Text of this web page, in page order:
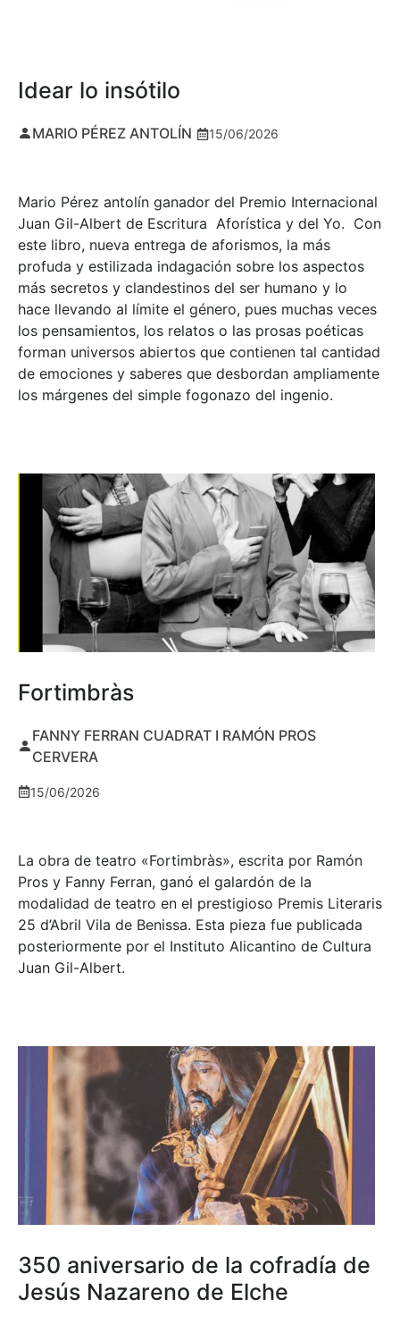
Idear lo insótilo
MARIO PÉREZ ANTOLÍN 15/06/2026
Mario Pérez antolín ganador del Premio Internacional
Juan Gil-Albert de Escritura Aforística y del Yo. Con
este libro, nueva entrega de aforismos, la más
profuda y estilizada indagación sobre los aspectos
más secretos y clandestinos del ser humano y lo
hace llevando al límite el género, pues muchas veces
los pensamientos, los relatos o las prosas poéticas
forman universos abiertos que contienen tal cantidad
de emociones y saberes que desbordan ampliamente
los márgenes del simple fogonazo del ingenio.
Fortimbràs
FANNY FERRAN CUADRAT I RAMÓN PROS
CERVERA
15/06/2026
La obra de teatro «Fortimbràs», escrita por Ramón
Pros y Fanny Ferran, ganó el galardón de la
modalidad de teatro en el prestigioso Premis Literaris
25 d’Abril Vila de Benissa. Esta pieza fue publicada
posteriormente por el Instituto Alicantino de Cultura
Juan Gil-Albert.
350 aniversario de la cofradía de
Jesús Nazareno de Elche